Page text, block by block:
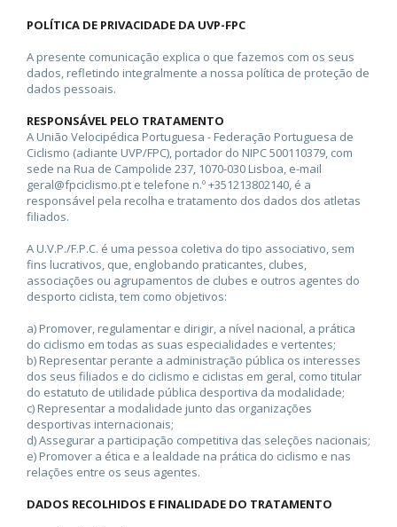
POLÍTICA DE PRIVACIDADE DA UVP-FPC
A presente comunicação explica o que fazemos com os seus
dados, refletindo integralmente a nossa política de proteção de
dados pessoais.
RESPONSÁVEL PELO TRATAMENTO
A União Velocipédica Portuguesa - Federação Portuguesa de
Ciclismo (adiante UVP/FPC), portador do NIPC 500110379, com
sede na Rua de Campolide 237, 1070-030 Lisboa, e-mail
geral@fpciclismo.pt e telefone n.º +351213802140, é a
responsável pela recolha e tratamento dos dados dos atletas
filiados.
A U.V.P./F.P.C. é uma pessoa coletiva do tipo associativo, sem
fins lucrativos, que, englobando praticantes, clubes,
associações ou agrupamentos de clubes e outros agentes do
desporto ciclista, tem como objetivos:
a) Promover, regulamentar e dirigir, a nível nacional, a prática
do ciclismo em todas as suas especialidades e vertentes;
b) Representar perante a administração pública os interesses
dos seus filiados e do ciclismo e ciclistas em geral, como titular
do estatuto de utilidade pública desportiva da modalidade;
c) Representar a modalidade junto das organizações
desportivas internacionais;
d) Assegurar a participação competitiva das seleções nacionais;
e) Promover a ética e a lealdade na prática do ciclismo e nas
relações entre os seus agentes.
DADOS RECOLHIDOS E FINALIDADE DO TRATAMENTO